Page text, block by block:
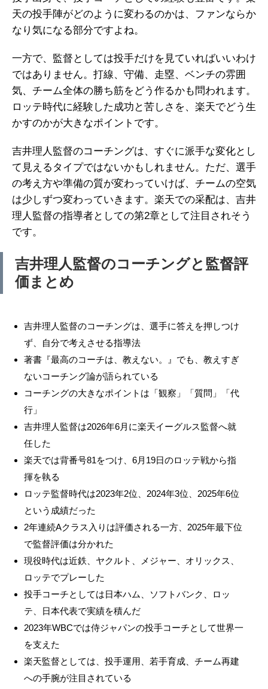
天の投手陣がどのように変わるのかは、ファンならか
なり気になる部分ですよね。
一方で、監督としては投手だけを見ていればいいわけ
ではありません。打線、守備、走塁、ベンチの雰囲
気、チーム全体の勝ち筋をどう作るかも問われます。
ロッテ時代に経験した成功と苦しさを、楽天でどう生
かすのかが大きなポイントです。
吉井理人監督のコーチングは、すぐに派手な変化とし
て見えるタイプではないかもしれません。ただ、選手
の考え方や準備の質が変わっていけば、チームの空気
は少しずつ変わっていきます。楽天での采配は、吉井
理人監督の指導者としての第2章として注目されそう
です。
吉井理人監督のコーチングと監督評
価まとめ
吉井理人監督のコーチングは、選手に答えを押しつけ
ず、自分で考えさせる指導法
著書『最高のコーチは、教えない。』でも、教えすぎ
ないコーチング論が語られている
コーチングの大きなポイントは「観察」「質問」「代
行」
吉井理人監督は2026年6月に楽天イーグルス監督へ就
任した
楽天では背番号81をつけ、6月19日のロッテ戦から指
揮を執る
ロッテ監督時代は2023年2位、2024年3位、2025年6位
という成績だった
2年連続Aクラス入りは評価される一方、2025年最下位
で監督評価は分かれた
現役時代は近鉄、ヤクルト、メジャー、オリックス、
ロッテでプレーした
投手コーチとしては日本ハム、ソフトバンク、ロッ
テ、日本代表で実績を積んだ
2023年WBCでは侍ジャパンの投手コーチとして世界一
を支えた
楽天監督としては、投手運用、若手育成、チーム再建
への手腕が注目されている